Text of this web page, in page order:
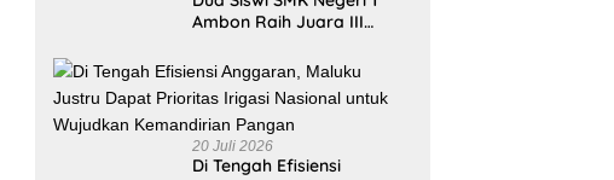
Ambon Raih Juara III
Beri Apresiasi
20 Juli 2026
Di Tengah Efisiensi